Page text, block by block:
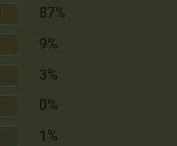
87%
9%
3%
0%
1%